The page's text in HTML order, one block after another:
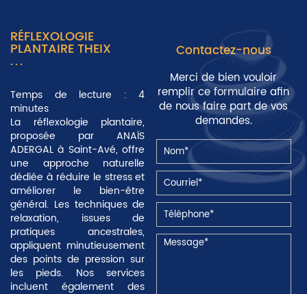
RÉFLEXOLOGIE
PLANTAIRE THEIX
Temps de lecture : 4
minutes
La réflexologie plantaire,
proposée par ANAÏS
ADERGAL à Saint-Avé, offre
une approche naturelle
dédiée à réduire le stress et
améliorer le bien-être
général. Les techniques de
relaxation, issues de
pratiques ancestrales,
appliquent minutieusement
des points de pression sur
les pieds. Nos services
incluent également des
Contactez-nous
Merci de bien vouloir
remplir ce formulaire afin
de nous faire part de vos
demandes.